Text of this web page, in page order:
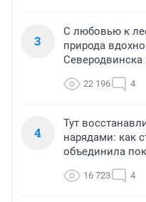
3
С любовью к
природа
Северодвинска
22 196 4
4
Тут
нарядами: как
объединила
16 723 4